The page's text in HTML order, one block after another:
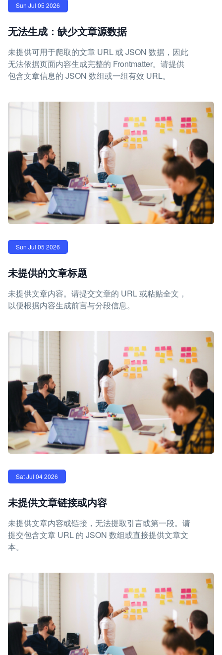
Sun Jul 05 2026
无法生成：缺少文章源数据
未提供可用于爬取的文章 URL 或 JSON 数据，因此
无法依据页面内容生成完整的 Frontmatter。请提供
包含文章信息的 JSON 数组或一组有效 URL。
Sun Jul 05 2026
未提供的文章标题
未提供文章内容。请提交文章的 URL 或粘贴全文，
以便根据内容生成前言与分段信息。
Sat Jul 04 2026
未提供文章链接或内容
未提供文章内容或链接，无法提取引言或第一段。请
提交包含文章 URL 的 JSON 数组或直接提供文章文
本。